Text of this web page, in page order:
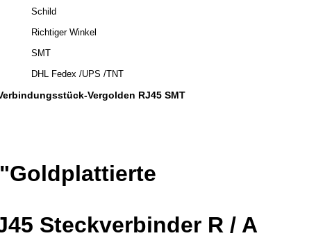
Schild
Richtiger Winkel
SMT
DHL Fedex /UPS /TNT
Vergolden RJ45 SMT
Steckverbinder R / A